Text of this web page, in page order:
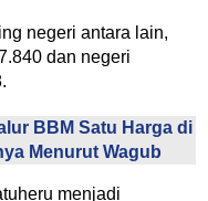
negeri antara lain,
dan negeri
BBM Satu Harga di
Menurut Wagub
menjadi